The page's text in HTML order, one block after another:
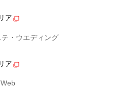
ア
・ウエディング
ア